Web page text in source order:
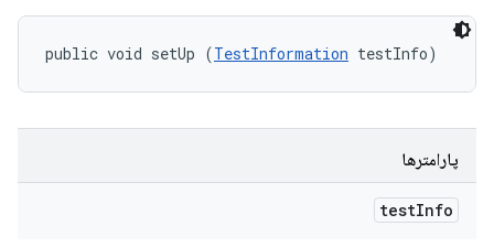
public void setUp (TestInformation testInfo)
پارامترها
testInfo